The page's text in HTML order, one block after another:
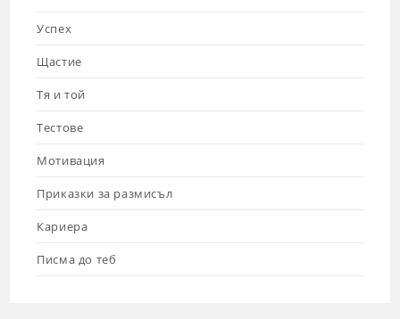
Успех
Щастие
Тя и той
Тестове
Мотивация
Приказки за размисъл
Кариера
Писма до теб